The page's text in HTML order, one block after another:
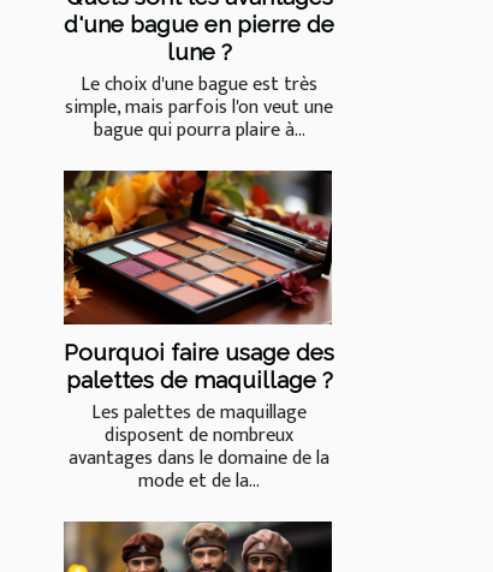
d'une bague en pierre de
lune ?
Le choix d'une bague est très
simple, mais parfois l'on veut une
bague qui pourra plaire à...
Pourquoi faire usage des
palettes de maquillage ?
Les palettes de maquillage
disposent de nombreux
avantages dans le domaine de la
mode et de la...